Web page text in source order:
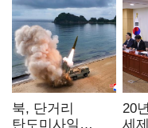
북, 단거리
탄도미사일
20
세